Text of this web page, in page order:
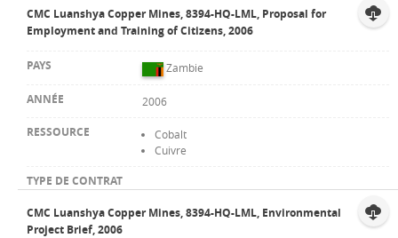
CMC Luanshya Copper Mines, 8394-HQ-LML, Proposal for
Employment and Training of Citizens, 2006
Zambie
2006
Cobalt
Cuivre
CMC Luanshya Copper Mines, 8394-HQ-LML, Environmental
Project Brief, 2006